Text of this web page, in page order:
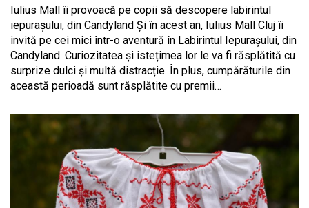
Iulius Mall îi provoacă pe copii să descopere labirintul
iepurașului, din Candyland Și în acest an, Iulius Mall Cluj îi
invită pe cei mici într-o aventură în Labirintul Iepurașului, din
Candyland. Curiozitatea și istețimea lor le va fi răsplătită cu
surprize dulci și multă distracție. În plus, cumpărăturile din
această perioadă sunt răsplătite cu premii…